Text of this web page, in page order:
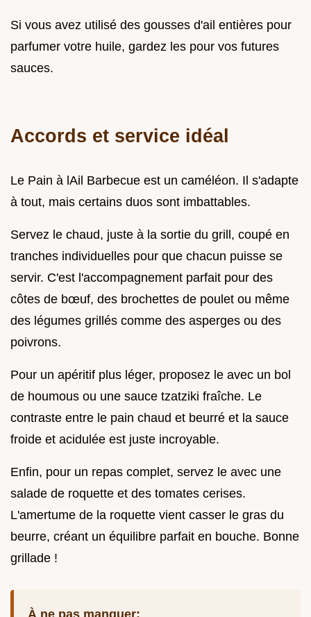
Si vous avez utilisé des gousses d'ail entières pour
parfumer votre huile, gardez les pour vos futures
sauces.
Accords et service idéal
Le Pain à lAil Barbecue est un caméléon. Il s'adapte
à tout, mais certains duos sont imbattables.
Servez le chaud, juste à la sortie du grill, coupé en
tranches individuelles pour que chacun puisse se
servir. C'est l'accompagnement parfait pour des
côtes de bœuf, des brochettes de poulet ou même
des légumes grillés comme des asperges ou des
poivrons.
Pour un apéritif plus léger, proposez le avec un bol
de houmous ou une sauce tzatziki fraîche. Le
contraste entre le pain chaud et beurré et la sauce
froide et acidulée est juste incroyable.
Enfin, pour un repas complet, servez le avec une
salade de roquette et des tomates cerises.
L'amertume de la roquette vient casser le gras du
beurre, créant un équilibre parfait en bouche. Bonne
grillade !
À ne pas manquer: